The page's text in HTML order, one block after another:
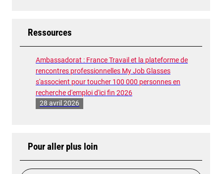
Ressources
Ambassadorat : France Travail et la plateforme de
rencontres professionnelles My Job Glasses
s'associent pour toucher 100 000 personnes en
recherche d'emploi d'ici fin 2026
28 avril 2026
Pour aller plus loin